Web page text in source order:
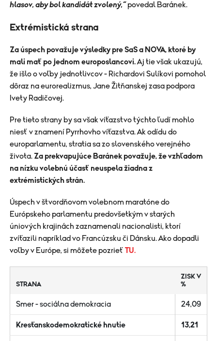
hlasov, aby bol kandidát zvolený,“ povedal Baránek.
Extrémistická strana
Za úspech považuje výsledky pre SaS a NOVA, ktoré by
mali mať po jednom europoslancovi.Aj tie však ukazujú,
že išlo o voľby jednotlivcov - Richardovi Sulíkovi pomohol
dôraz na eurorealizmus, Jane Žitňanskej zasa podpora
Ivety Radičovej.
Pre tieto strany by sa však víťazstvo týchto ľudí mohlo
niesť v znamení Pyrrhovho víťazstva. Ak odídu do
europarlamentu, stratia sa zo slovenského verejného
života. Za prekvapujúce Baránek považuje, že vzhľadom
na nízku volebnú účasť neuspela žiadna z
extrémistických strán.
Úspech v štvordňovom volebnom maratóne do
Európskeho parlamentu predovšetkým v starých
úniových krajinách zaznamenali nacionalisti, ktorí
zvíťazili napríklad vo Francúzsku či Dánsku. Ako dopadli
voľby v Európe, si môžete pozrieť TU.
STRANA
ZISK V
%
Smer - sociálna demokracia 24,09
Kresťanskodemokratické hnutie 13,21